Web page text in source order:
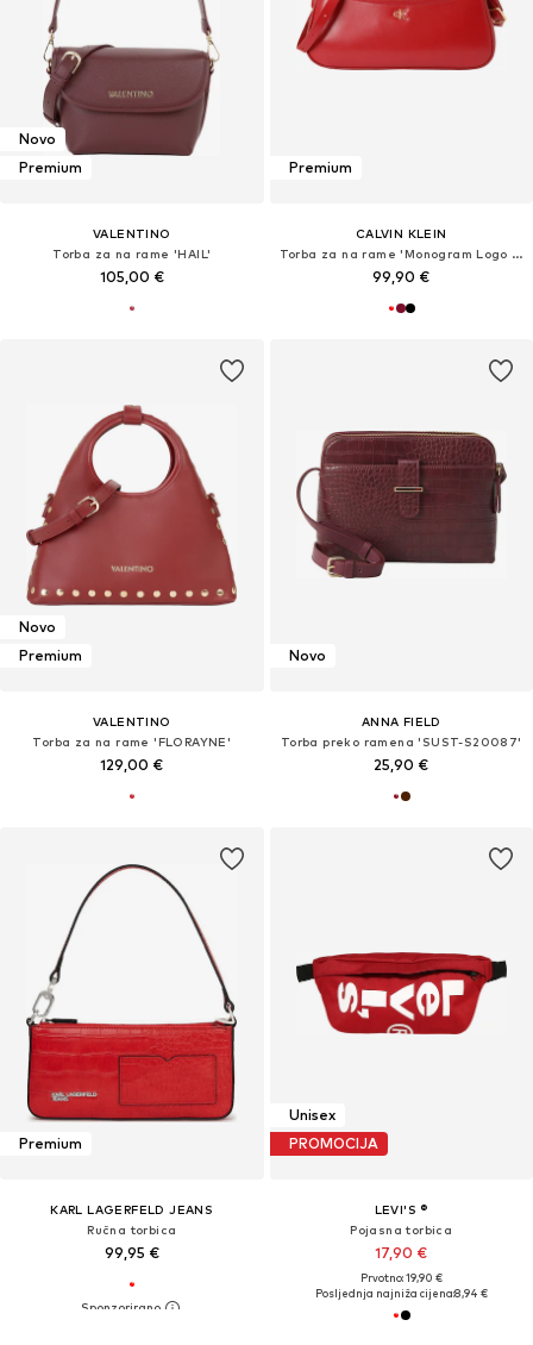
Novo
Premium
VALENTINO
Torba za na rame 'HAIL'
105,00 €
Premium
CALVIN KLEIN
Torba za na rame 'Monogram Logo Plaque Shoulder'
99,90 €
Novo
Premium
VALENTINO
Torba za na rame 'FLORAYNE'
129,00 €
Novo
ANNA FIELD
Torba preko ramena 'SUST-S20087'
25,90 €
Premium
KARL LAGERFELD JEANS
Ručna torbica
99,95 €
Unisex
PROMOCIJA
LEVI'S ®
Pojasna torbica
17,90 €
Prvotno: 19,90 €
Posljednja najniža cijena:8,94 €